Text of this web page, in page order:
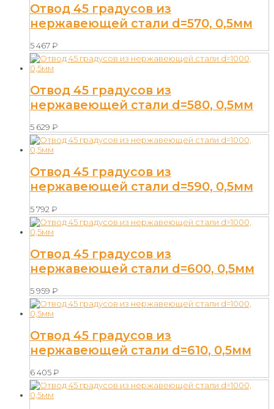
Отвод 45 градусов из
нержавеющей стали d=570, 0,5мм
5 467₽
Отвод 45 градусов из
нержавеющей стали d=580, 0,5мм
5 629 ₽
Отвод 45 градусов из
нержавеющей стали d=590, 0,5мм
5 792 ₽
Отвод 45 градусов из
нержавеющей стали d=600, 0,5мм
5 959 ₽
Отвод 45 градусов из
нержавеющей стали d=610, 0,5мм
6 405₽